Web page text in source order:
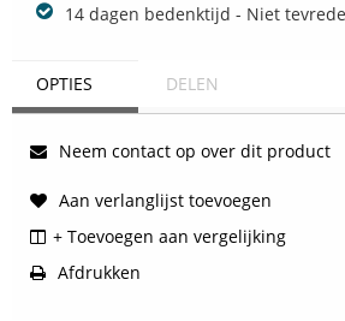
14 dagen bedenktijd - Niet
OPTIES DELEN
Neem contact op over dit product
Aan verlanglijst toevoegen
+ Toevoegen aan vergelijking
Afdrukken